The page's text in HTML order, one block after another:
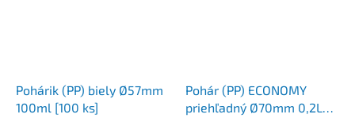
Pohárik (PP) biely Ø57mm
100ml [100 ks]
Pohár (PP) ECONOMY
priehľadný Ø70mm 0,2L